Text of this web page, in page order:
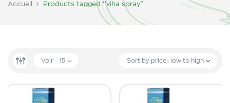
Accueil Products tagged “viha spray”
Sort by price: low to high
Voir 15